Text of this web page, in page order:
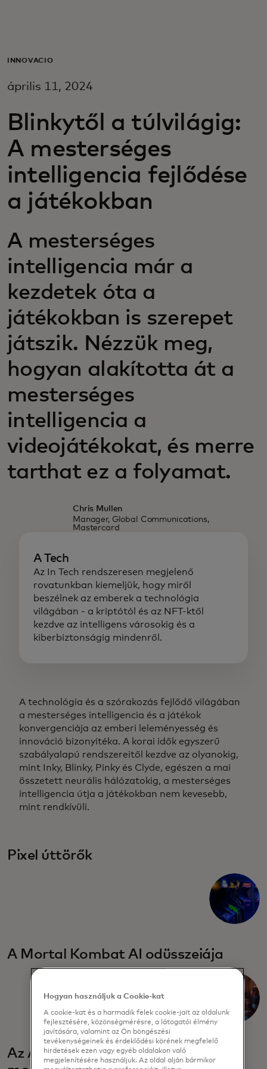
Vállalkozásoknak
Innovátoroknak
Hírek és trendek
INNOVÁCIÓ
április 11, 2024
Blinkytől a túlvilágig:
A mesterséges
intelligencia fejlődése
a játékokban
A mesterséges
intelligencia már a
kezdetek óta a
játékokban is szerepet
játszik. Nézzük meg,
hogyan alakította át a
mesterséges
intelligencia a
videojátékokat, és merre
tarthat ez a folyamat.
Chris Mullen
Manager, Global Communications,
Mastercard
A Tech
Az In Tech rendszeresen megjelenő
rovatunkban kiemeljük, hogy miről
beszélnek az emberek a technológia
világában - a kriptótól és az NFT-ktől
kezdve az intelligens városokig és a
kiberbiztonságig mindenről.
A technológia és a szórakozás fejlődő világában
a mesterséges intelligencia és a játékok
konvergenciája az emberi leleményesség és
innováció bizonyítéka. A korai idők egyszerű
szabályalapú rendszereitől kezdve az olyanokig,
mint Inky, Blinky, Pinky és Clyde, egészen a mai
összetett neurális hálózatokig, a mesterséges
intelligencia útja a játékokban nem kevesebb,
mint rendkívüli.
Pixel úttörők
A Mortal Kombat AI odüsszeiája
Az AI csontig hatoló szerepe a
Hogyan használjuk a Cookie-kat
A cookie-kat és a harmadik felek cookie-jait az oldalunk
fejlesztésére, közönségmérésre, a látogatói élmény
javítására, valamint az Ön böngészési
tevékenységeinek és érdeklődési körének megfelelő
hirdetések ezen vagy egyéb oldalakon való
megjelenítésére használjuk. Az oldal alján bármikor